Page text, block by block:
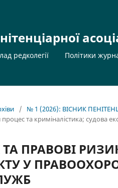
редколегії Політики
/
№ 1 (2026): ВІСНИК
та криміналістика; судова
ТА ПРАВОВІ
У